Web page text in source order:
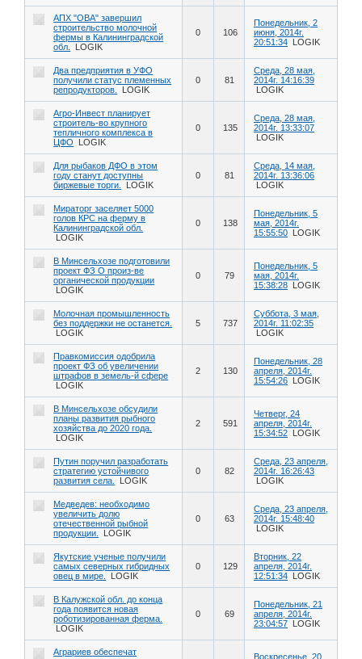
АПХ "ОВА" завершил
строительство молочной
фермы в Калининградской
обл.
LOGIK
0 106
Понедельник, 2
июня, 2014г.
20:51:34 LOGIK
Два предприятия в УФО
получили статус племенных
репродукторов.
LOGIK
0 81
Среда, 28 мая,
2014г. 14:16:39
LOGIK
Агро-Инвест планирует
строитель-во крупного
тепличного комплекса в
ЦФО
LOGIK
0 135
Среда, 28 мая,
2014г. 13:33:07
LOGIK
Для рыбаков ДФО в этом
году станут доступны
биржевые торги.
LOGIK
0 81
Среда, 14 мая,
2014г. 13:36:06
LOGIK
Мираторг заселяет 5000
голов КРС на ферму в
Калининградской обл.
LOGIK
0 138
Понедельник, 5
мая, 2014г.
15:55:50 LOGIK
В Минсельхозе подготовили
проект ФЗ О произ-ве
органической продукции
LOGIK
0 79
Понедельник, 5
мая, 2014г.
15:38:28 LOGIK
Молочная промышленность
без поддержки не останется.
LOGIK
5 737
Суббота, 3 мая,
2014г. 11:02:35
LOGIK
Правкомиссия одобрила
проект ФЗ об увеличении
штрафов в земель-й сфере
LOGIK
2 130
Понедельник, 28
апреля, 2014г.
15:54:26 LOGIK
В Минсельхозе обсудили
планы развития рыбного
хозяйства до 2020 года.
LOGIK
2 591
Четверг, 24
апреля, 2014г.
15:34:52 LOGIK
Путин поручил разработать
стратегию устойчивого
развития села.
LOGIK
0 82
Среда, 23 апреля,
2014г. 16:26:43
LOGIK
Медведев: необходимо
увеличить долю
отечественной рыбной
продукции.
LOGIK
0 63
Среда, 23 апреля,
2014г. 15:48:40
LOGIK
Якутские ученые получили
самых северных гибридных
овец в мире.
LOGIK
0 129
Вторник, 22
апреля, 2014г.
12:51:34 LOGIK
В Калужской обл. до конца
года появится новая
роботизированная ферма.
LOGIK
0 69
Понедельник, 21
апреля, 2014г.
23:04:57 LOGIK
Аграриев обеспечат
Воскресенье, 20